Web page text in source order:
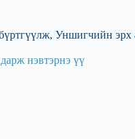
Уншигчийн эрх
нэвтэрнэ үү